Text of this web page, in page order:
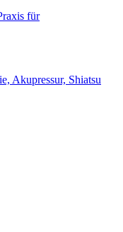
für
Akupressur, Shiatsu